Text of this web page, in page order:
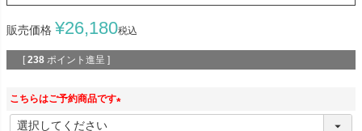
販売価格 ¥26,180税込
[ 238 ポイント進呈 ]
こちらはご予約商品です